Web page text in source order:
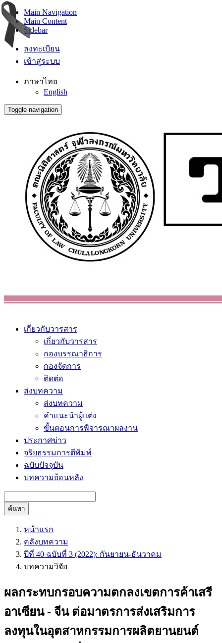
Main Navigation
Main Content
Sidebar
ลงทะเบียน
เข้าสู่ระบบ
ภาษาไทย
English
Toggle navigation
เกี่ยวกับวารสาร
เกี่ยวกับวารสาร
กองบรรณาธิการ
กองจัดการ
ติดต่อ
ส่งบทความ
ส่งบทความ
คำแนะนำผู้แต่ง
ขั้นตอนการพิจารณาผลงาน
ประกาศข่าว
จริยธรรมการตีพิมพ์
ฉบับปัจจุบัน
บทความย้อนหลัง
ค้นหา
หน้าแรก
คลังบทความ
ปีที่ 40 ฉบับที่ 3 (2022): กันยายน-ธันวาคม
บทความวิจัย
ผลกระทบกรอบความตกลงเขตการค้าเสรี
อาเซียน - จีน ต่อมาตรการส่งเสริมการ
ลงทุนในอุตสาหกรรมการผลิตยานยนต์